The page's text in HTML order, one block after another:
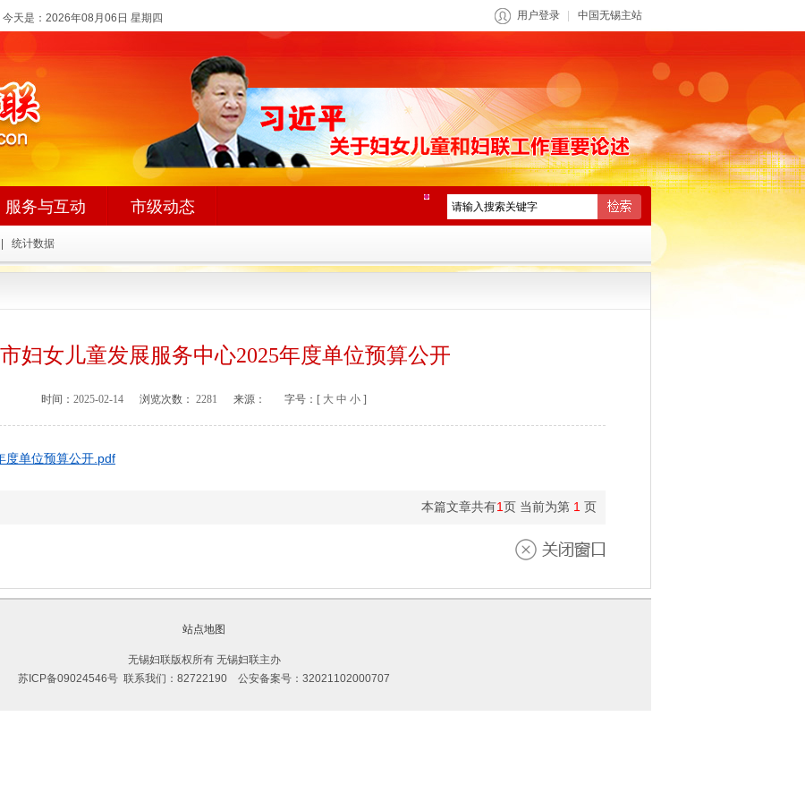
天是： 2026年08月06日 星期四 用户登录 中国无锡主站
服务与互动 市级动态
统计数据
妇女儿童发展服务中心2025年度单位预算公开
时间： 2025-02-14 浏览次数： 2281 来源： 字号：[ 大 中 小 ]
度单位预算公开.pdf
本篇文章共有1页 当前为第 1 页
关闭窗口
站点地图
无锡妇联版权所有 无锡妇联主办
苏ICP备09024546号 联系我们：82722190 公安备案号：32021102000707